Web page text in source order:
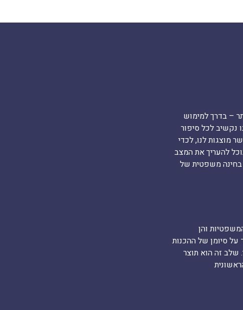
– בדרך למימוש
נקשיב לכל סיפור
מוצגות לנו, לכדי
להעריך את המצב
בחינה משפטית של
והן
סיומן של ההכנות
שלב זה הוא תוצר